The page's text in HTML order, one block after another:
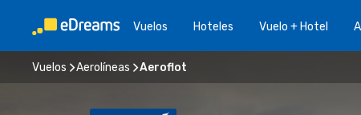
Vuelos Hoteles Vuelo + Hotel
Vuelos Aerolíneas Aeroflot